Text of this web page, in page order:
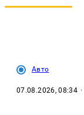
Авто
07.08.2026, 08:34 ·